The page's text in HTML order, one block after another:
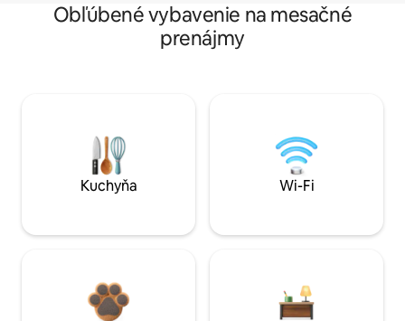
Obľúbené vybavenie na mesačné
prenájmy
Kuchyňa Wi-Fi